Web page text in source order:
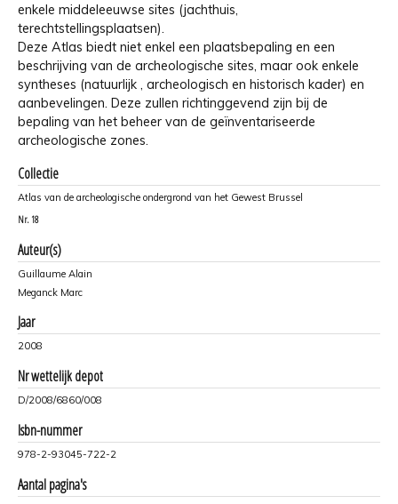
enkele middeleeuwse sites (jachthuis,
terechtstellingsplaatsen).
Deze Atlas biedt niet enkel een plaatsbepaling en een
beschrijving van de archeologische sites, maar ook enkele
syntheses (natuurlijk , archeologisch en historisch kader) en
aanbevelingen. Deze zullen richtinggevend zijn bij de
bepaling van het beheer van de geïnventariseerde
archeologische zones.
Collectie
Atlas van de archeologische ondergrond van het Gewest Brussel
Nr. 18
Auteur(s)
Guillaume Alain
Meganck Marc
Jaar
2008
Nr wettelijk depot
D/2008/6860/008
Isbn-nummer
978-2-93045-722-2
Aantal pagina's